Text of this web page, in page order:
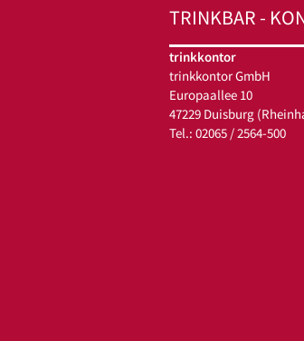
TRINKBAR -
trinkkontor
trinkkontor GmbH
Europaallee 10
47229 Duisburg
Tel.: 02065 / 2564-500